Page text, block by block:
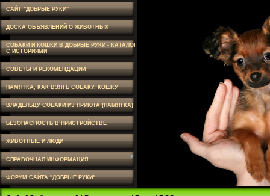
САЙТ "ДОБРЫЕ РУКИ"
ДОСКА ОБЪЯВЛЕНИЙ О ЖИВОТНЫХ
СОБАКИ И КОШКИ В ДОБРЫЕ РУКИ - КАТАЛОГ
С ИСТОРИЯМИ
СОВЕТЫ И РЕКОМЕНДАЦИИ
ПАМЯТКА, КАК ВЗЯТЬ СОБАКУ, КОШКУ
ВЛАДЕЛЬЦУ СОБАКИ ИЗ ПРИЮТА (ПАМЯТКА)
БЕЗОПАСНОСТЬ В ПРИСТРОЙСТВЕ
ЖИВОТНЫЕ И ЛЮДИ
СПРАВОЧНАЯ ИНФОРМАЦИЯ
ФОРУМ САЙТА "ДОБРЫЕ РУКИ"